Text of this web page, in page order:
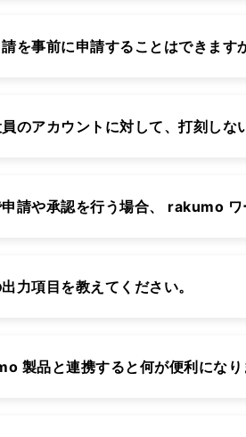
を事前に申請することはできます
のアカウントに対して、打刻しな
請や承認を行う場合、 rakumo
力項目を教えてください。
製品と連携すると何が便利になり